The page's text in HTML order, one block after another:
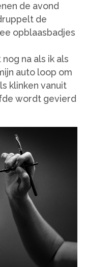
de avond
de
opblaasbadjes
na als ik als
auto loop om
klinken vanuit
wordt gevierd